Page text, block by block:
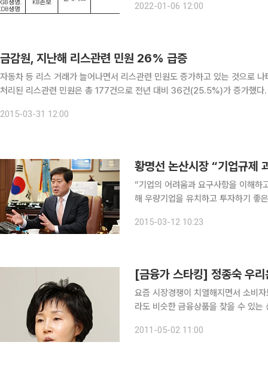
2022-01-06 12:00
금감원, 지난해 리스관련 민원 26% 급증
자동차 등 리스 거래가 늘어나면서 리스관련 민원도 증가하고 있는 것으로 나타났다. 31일 금융감독원에 따르면 지난해 금
처리된 리스관련 민원은 총 177건으로 전년 대비 36건(25.5%)가 증가했다. 리스란 리스업자가 특정물건을 새로 취득하거나 대여받아
2015-03-31 12:00
황명선 논산시장 “기업규제
“기업의 어려움과 요구사항을 이해하
해 우량기업을 유치하고 투자하기 좋은 환경
된 것과 관련해 “앞으로 기업의 투자
2015-03-12 10:23
[금융가 스타킹] 정종숙 우
요즘 시장경쟁이 치열해지면서 소비
라도 비슷한 금융상품을 찾을 수 있
2011-05-02 11:00